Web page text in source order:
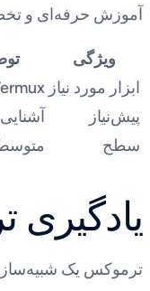
آموزش حرفه‌ای و
ویژگی
ابزار مورد نیاز
پیش‌نیاز
سطح
یادگیری
ترموکس یک شبیه‌ساز